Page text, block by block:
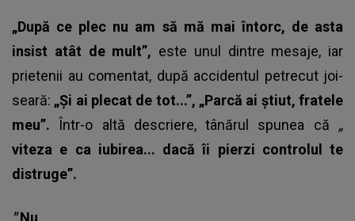
„După ce plec nu am să mă mai întorc, de asta
insist atât de mult”, este unul dintre mesaje, iar
prietenii au comentat, după accidentul petrecut joi-
seară: „Și ai plecat de tot...”, „Parcă ai știut, fratele
meu”. Într-o altă descriere, tânărul spunea că „
viteza e ca iubirea... dacă îi pierzi controlul te
distruge”.
"Nu